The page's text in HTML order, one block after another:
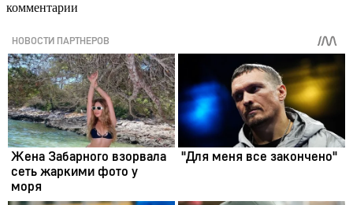
комментарии